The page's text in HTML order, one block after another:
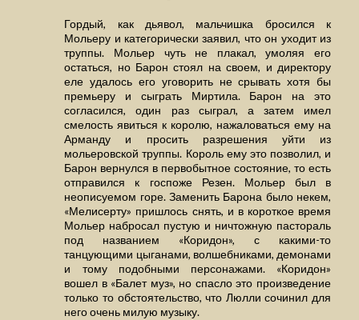
Гордый, как дьявол, мальчишка бросился к
Мольеру и категорически заявил, что он уходит из
труппы. Мольер чуть не плакал, умоляя его
остаться, но Барон стоял на своем, и директору
еле удалось его уговорить не срывать хотя бы
премьеру и сыграть Миртила. Барон на это
согласился, один раз сыграл, а затем имел
смелость явиться к королю, нажаловаться ему на
Арманду и просить разрешения уйти из
мольеровской труппы. Король ему это позволил, и
Барон вернулся в первобытное состояние, то есть
отправился к госпоже Резен. Мольер был в
неописуемом горе. Заменить Барона было некем,
«Мелисерту» пришлось снять, и в короткое время
Мольер набросал пустую и ничтожную пастораль
под названием «Коридон», с какими-то
танцующими цыганами, волшебниками, демонами
и тому подобными персонажами. «Коридон»
вошел в «Балет муз», но спасло это произведение
только то обстоятельство, что Люлли сочинил для
него очень милую музыку.